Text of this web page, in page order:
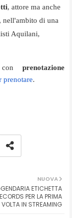
, attore ma anche
nell'ambito di una
Aquilani,
prenotazione
prenotare.
NUOVA
ETICHETTA
PER LA PRIMA
VOLTA IN STREAMING